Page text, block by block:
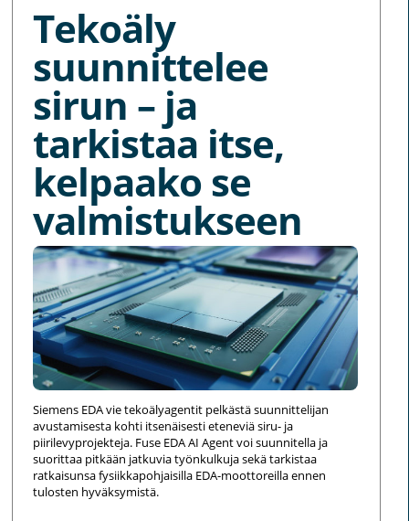
Tekoäly
suunnittelee
sirun – ja
tarkistaa itse,
kelpaako se
valmistukseen
Siemens EDA vie tekoälyagentit pelkästä suunnittelijan
avustamisesta kohti itsenäisesti eteneviä siru- ja
piirilevyprojekteja. Fuse EDA AI Agent voi suunnitella ja
suorittaa pitkään jatkuvia työnkulkuja sekä tarkistaa
ratkaisunsa fysiikkapohjaisilla EDA-moottoreilla ennen
tulosten hyväksymistä.